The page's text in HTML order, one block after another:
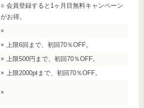
○ 会員登録すると1ヶ月目無料キャンペーン
がお得。
×
× 上限6回まで、初回70％OFF。
× 上限500円まで、初回70％OFF。
× 上限2000ptまで、初回70％OFF。
×